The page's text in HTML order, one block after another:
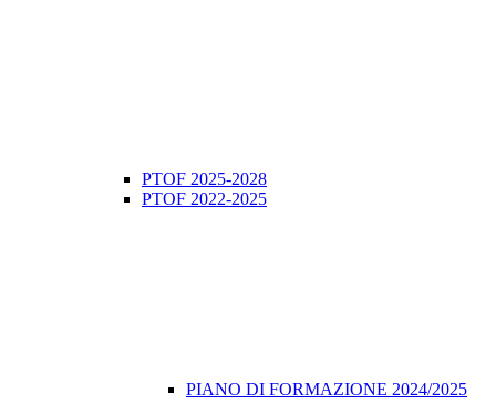
PTOF 2025-2028
PTOF 2022-2025
PIANO DI FORMAZIONE 2024/2025